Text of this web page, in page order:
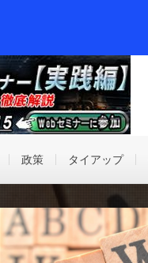
政策 タイアップ